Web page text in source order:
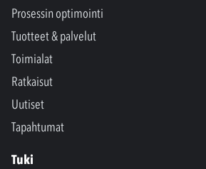
Prosessin optimointi
Tuotteet & palvelut
Toimialat
Ratkaisut
Uutiset
Tapahtumat
Tuki